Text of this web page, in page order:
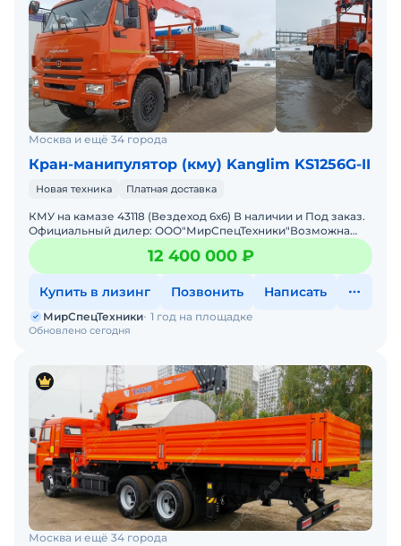
Москва и ещё 34 города
Кран-манипулятор (кму) Kanglim KS1256G-II
Новая техника Платная доставка
КМУ на камазе 43118 (Вездеход 6х6) В наличии и Под заказ.
Официальный дилер: ООО"МирСпецТехники"Возможна
продажа в лизинг. Заводская гарантия. Доставка по РФ. Ц
12 400 000 ₽
Купить в лизинг Позвонить Написать
Обновлено сегодня
МирСпецТехники 1 год на площадке
Москва и ещё 34 города